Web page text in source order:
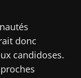
donc
candidoses.
et de